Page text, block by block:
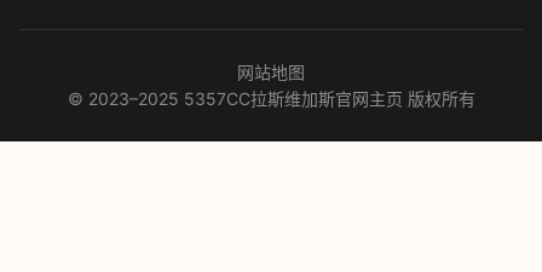
网站地图
© 2023–2025 5357CC拉斯维加斯官网主页 版权所有